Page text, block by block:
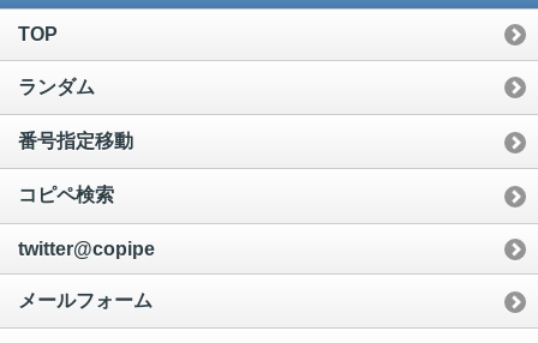
TOP
ランダム
番号指定移動
コピペ検索
twitter@copipe
メールフォーム